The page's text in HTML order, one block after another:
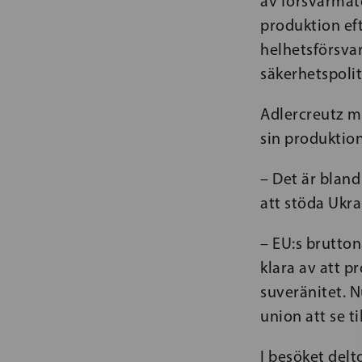
produktion
Adlercreutz
sin
– Det är
att stöda
– EU:s
klara av att
suveränitet.
union att se
I besöket